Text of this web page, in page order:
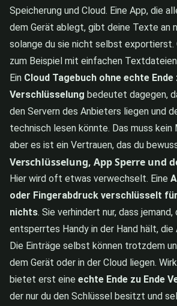
Speicherung und Cloud. Eine App, die
dem Gerät ablegt, gibt deine Texte an
solange du sie nicht selbst exportierst.
zum Beispiel mit einfachen
Ein Cloud Tagebuch ohne echte Ende
Verschlüsselung bedeutet dagegen,
den Servern des Anbieters liegen und
technisch lesen könnte. Das muss kein
aber es ist ein Vertrauen, das du
Verschlüsselung, App Sperre und
Hier wird oft etwas verwechselt. Eine
oder Fingerabdruck verschlüsselt
nichts. Sie verhindert nur, dass jemand,
entsperrtes Handy in der Hand hält,
Die Einträge selbst können trotzdem
dem Gerät oder in der Cloud liegen.
bietet erst eine echte Ende zu Ende
der nur du den Schlüssel besitzt und